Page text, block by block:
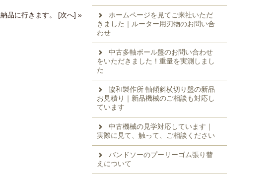
納品に行きます。 [次へ] »
ホームページを見てご来社いただ
きました｜ルーター用刃物のお問い合
わせ
中古多軸ボール盤のお問い合わせ
をいただきました！重量を実測しまし
た
協和製作所 軸傾斜横切り盤の新品
お見積り｜新品機械のご相談も対応し
ています
中古機械の見学対応しています｜
実際に見て、触って、ご相談ください
バンドソーのプーリーゴム張り替
えについて